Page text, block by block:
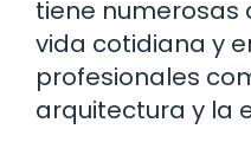
tiene numerosas
vida cotidiana y
profesionales
arquitectura y la